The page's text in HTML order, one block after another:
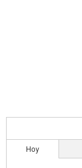
Hoy